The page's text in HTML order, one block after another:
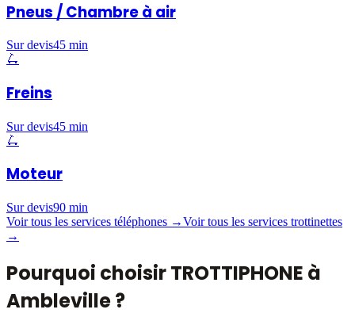
Pneus / Chambre à air
Sur devis45 min
🛴
Freins
Sur devis45 min
🛴
Moteur
Sur devis90 min
Voir tous les services téléphones →Voir tous les services trottinettes
→
Pourquoi choisir TROTTIPHONE à
Ambleville?